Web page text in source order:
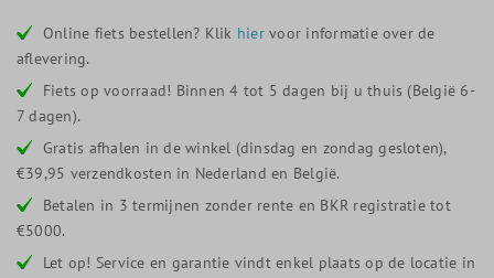
Online fiets bestellen? Klik hiervoor informatie over de
aflevering.
Fiets op voorraad! Binnen 4 tot 5 dagen bij u thuis (België 6-
7 dagen).
Gratis afhalen in de winkel (dinsdag en zondag gesloten),
€39,95 verzendkosten in Nederland en België.
Betalen in 3 termijnen zonder rente en BKR registratie tot
€5000.
Let op! Service en garantie vindt enkel plaats op de locatie in